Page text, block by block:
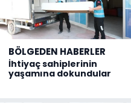
BÖLGEDEN HABERLER
İhtiyaç sahiplerinin
yaşamına dokundular